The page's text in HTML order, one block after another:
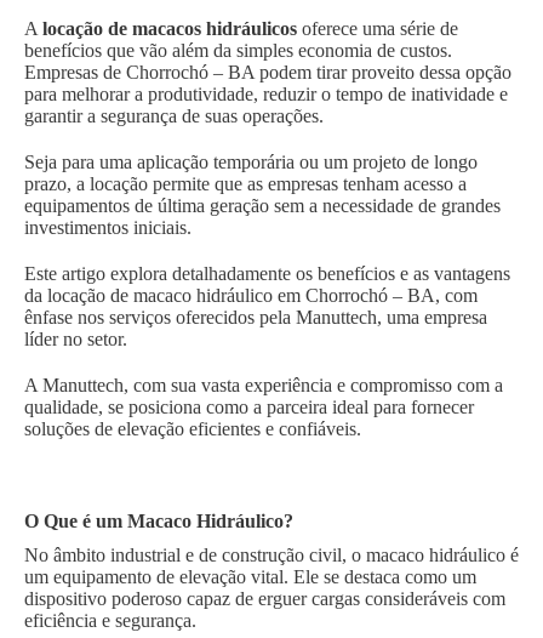
A locação de macacos hidráulicos oferece uma série de
benefícios que vão além da simples economia de custos.
Empresas de Chorrochó – BA podem tirar proveito dessa opção
para melhorar a produtividade, reduzir o tempo de inatividade e
garantir a segurança de suas operações.
Seja para uma aplicação temporária ou um projeto de longo
prazo, a locação permite que as empresas tenham acesso a
equipamentos de última geração sem a necessidade de grandes
investimentos iniciais.
Este artigo explora detalhadamente os benefícios e as vantagens
da locação de macaco hidráulico em Chorrochó – BA, com
ênfase nos serviços oferecidos pela Manuttech, uma empresa
líder no setor.
A Manuttech, com sua vasta experiência e compromisso com a
qualidade, se posiciona como a parceira ideal para fornecer
soluções de elevação eficientes e confiáveis.
O Que é um Macaco Hidráulico?
No âmbito industrial e de construção civil, o macaco hidráulico é
um equipamento de elevação vital. Ele se destaca como um
dispositivo poderoso capaz de erguer cargas consideráveis com
eficiência e segurança.